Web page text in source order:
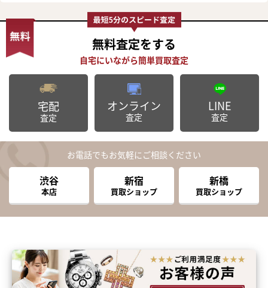
無料査定をする
宅配
査定
オンライン
査定
LINE
査定
お電話でもお気軽にご相談ください
渋谷
本店
新宿
買取ショップ
新橋
買取ショップ